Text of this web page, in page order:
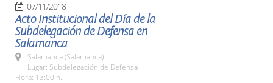
07/11/2018
Acto Institucional del Día de la
Subdelegación de Defensa en
Salamanca
Salamanca (Salamanca)
Lugar: Subdelegación de Defensa
Hora: 13:00 h.